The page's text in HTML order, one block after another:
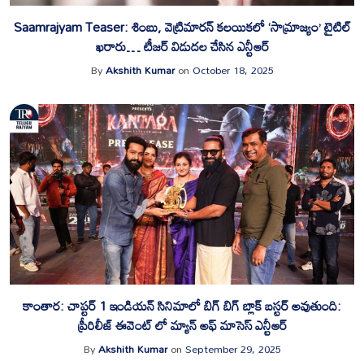
Saamrajyam Teaser: శింబు, వెట్రిమారన్ కలయికలో ‘సామ్రాజ్యం’ టైటిల్
ఖరారు… టీజర్ విడుదల చేసిన ఎన్టీఆర్
ByAkshith Kumaron October 18, 2025
కాంతార: చాప్టర్ 1 ఇండియన్ సినిమాలో బిగ్ బిగ్ బ్లాక్ బస్టర్ అవుతుంది:
ప్రీరిలీజ్ ఈవెంట్ లో మ్యాన్ అఫ్ మాసెస్ ఎన్టీఆర్
ByAkshith KumaronSeptember 29, 2025